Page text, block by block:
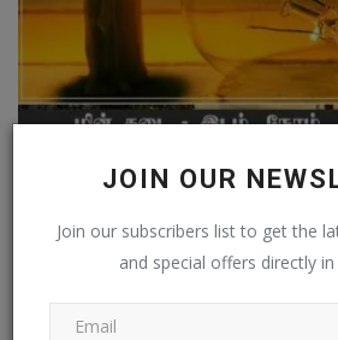
JOIN OUR
Join our subscribers list to get the
and special offers directly
தூத்துக்குடியில் 25ஆம் தேதி மின்தடை
COMMENTS